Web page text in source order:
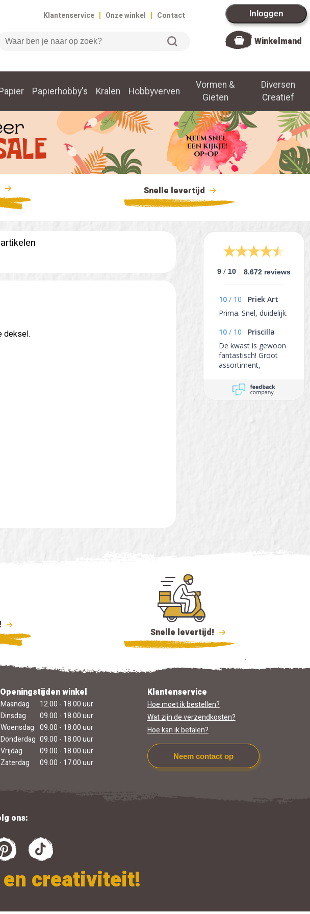
Klantenservice | Onze winkel | Contact Inloggen
Winkelmand
Papierhobby's Kralen Hobbyverven
Vormen &
Gieten
Diversen
Creatief
Snelle levertijd
9 / 10 8.672 reviews
10 / 10
Priek Art
Prima. Snel, duidelijk.
10 / 10
Priscilla
De kwast is gewoon
fantastisch! Groot
assortiment,
verpakt en snel
verzonden.
deksel.
Snelle levertijd!
Openingstijden winkel
Maandag
12.00 - 18.00 uur
Dinsdag
09.00 - 18.00 uur
Woensdag 09.00 - 18.00 uur
Donderdag 09.00 - 18.00 uur
Vrijdag
09.00 - 18.00 uur
Zaterdag
09.00 - 17.00 uur
Klantenservice
Hoe moet ik bestellen?
Wat zijn de verzendkosten?
Hoe kan ik betalen?
Neem contact op
ons:
creativiteit!